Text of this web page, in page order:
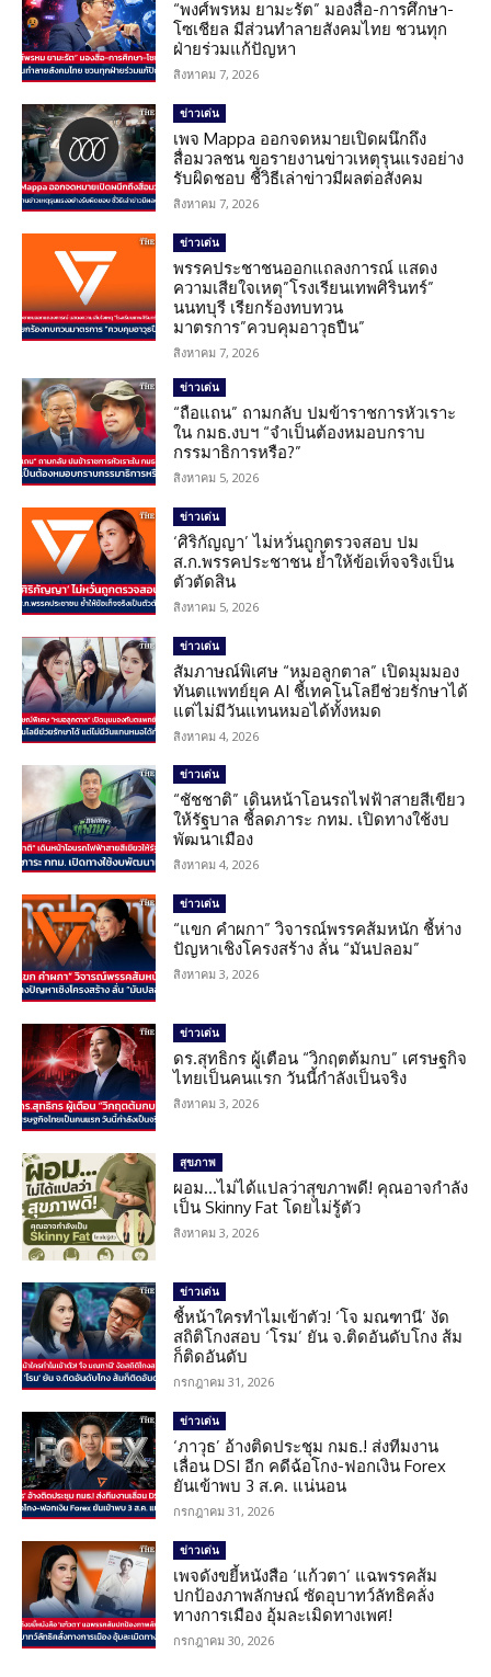
“พงศ์พรหม ยามะรัต” มองสื่อ-การศึกษา-
โซเชียล มีส่วนทำลายสังคมไทย ชวนทุก
ฝ่ายร่วมแก้ปัญหา
สิงหาคม 7, 2026
ข่าวเด่น
เพจ Mappa ออกจดหมายเปิดผนึกถึง
สื่อมวลชน ขอรายงานข่าวเหตุรุนแรงอย่าง
รับผิดชอบ ชี้วิธีเล่าข่าวมีผลต่อสังคม
สิงหาคม 7, 2026
ข่าวเด่น
พรรคประชาชนออกแถลงการณ์ แสดง
ความเสียใจเหตุ”โรงเรียนเทพศิรินทร์”
นนทบุรี เรียกร้องทบทวน
มาตรการ”ควบคุมอาวุธปืน”
สิงหาคม 7, 2026
ข่าวเด่น
“ถือแถน” ถามกลับ ปมข้าราชการหัวเราะ
ใน กมธ.งบฯ “จำเป็นต้องหมอบกราบ
กรรมาธิการหรือ?”
สิงหาคม 5, 2026
ข่าวเด่น
‘ศิริกัญญา’ ไม่หวั่นถูกตรวจสอบ ปม
ส.ก.พรรคประชาชน ย้ำให้ข้อเท็จจริงเป็น
ตัวตัดสิน
สิงหาคม 5, 2026
ข่าวเด่น
สัมภาษณ์พิเศษ “หมอลูกตาล” เปิดมุมมอง
ทันตแพทย์ยุค AI ชี้เทคโนโลยีช่วยรักษาได้
แต่ไม่มีวันแทนหมอได้ทั้งหมด
สิงหาคม 4, 2026
ข่าวเด่น
“ชัชชาติ” เดินหน้าโอนรถไฟฟ้าสายสีเขียว
ให้รัฐบาล ชี้ลดภาระ กทม. เปิดทางใช้งบ
พัฒนาเมือง
สิงหาคม 4, 2026
ข่าวเด่น
“แขก คำผกา” วิจารณ์พรรคส้มหนัก ชี้ห่าง
ปัญหาเชิงโครงสร้าง ลั่น “มันปลอม”
สิงหาคม 3, 2026
ข่าวเด่น
ดร.สุทธิกร ผู้เตือน “วิกฤตต้มกบ” เศรษฐกิจ
ไทยเป็นคนแรก วันนี้กำลังเป็นจริง
สิงหาคม 3, 2026
สุขภาพ
ผอม…ไม่ได้แปลว่าสุขภาพดี! คุณอาจกำลัง
เป็น Skinny Fat โดยไม่รู้ตัว
สิงหาคม 3, 2026
ข่าวเด่น
ชี้หน้าใครทำไมเข้าตัว! ‘โจ มณฑานี’ งัด
สถิติโกงสอบ ‘โรม’ ยัน จ.ติดอันดับโกง ส้ม
ก็ติดอันดับ
กรกฎาคม 31, 2026
ข่าวเด่น
‘ภาวุธ’ อ้างติดประชุม กมธ.! ส่งทีมงาน
เลื่อน DSI อีก คดีฉ้อโกง-ฟอกเงิน Forex
ยันเข้าพบ 3 ส.ค. แน่นอน
กรกฎาคม 31, 2026
ข่าวเด่น
เพจดังขยี้หนังสือ ‘แก้วตา’ แฉพรรคส้ม
ปกป้องภาพลักษณ์ ซัดอุบาทว์ลัทธิคลั่ง
ทางการเมือง อุ้มละเมิดทางเพศ!
กรกฎาคม 30, 2026